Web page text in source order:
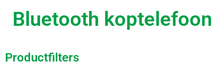
Bluetooth koptelefoon
Productfilters